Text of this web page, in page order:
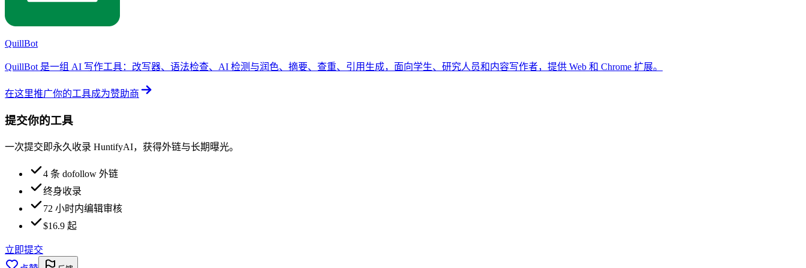
QuillBot
QuillBot 是一组 AI 写作工具：改写器、语法检查、AI 检测与润色、摘要、查重、引用生成，面向学生、研究人员和内容写作者，提供 Web 和 Chrome 扩展。
在这里推广你的工具成为赞助商
提交你的工具
一次提交即永久收录 HuntifyAI，获得外链与长期曝光。
4 条 dofollow 外链
终身收录
72 小时内编辑审核
$16.9 起
立即提交